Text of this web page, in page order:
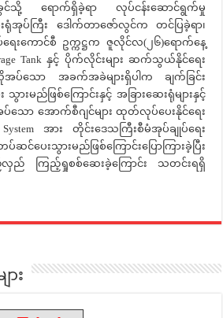
င်သို့ ရောက်ရှိခဲ့ရာ လုပ်ငန်းဆောင်ရွက်မှု
းရုံအုပ်ကြီး ဒေါက်တာဇော်လွင်က တင်ပြခဲ့ရာ၊
ေးကောင်စီ ဥက္ကဋ္ဌက ဇူလိုင်လ(၂၆)ရောက်နေ့
Tank နှင့် ပိုက်လိုင်းများ ဆက်သွယ်နိုင်ရေး
ပ်သော အခက်အခဲများရှိပါက ချက်ခြင်း
းမည်ဖြစ်ကြောင်းနှင့် အခြားဆေးရုံများနှင့်
အောက်စီဂျင်များ ထုတ်လုပ်ပေးနိုင်ရေး
System အား တိုင်းဒေသကြီးစီမံအုပ်ချုပ်ရေး
ေးသွားမည်ဖြစ်ကြောင်းပြောကြားခဲ့ပြီး
ည် ကြည့်ရှုစစ်ဆေးခဲ့ကြောင်း သတင်းရရှိ
ား